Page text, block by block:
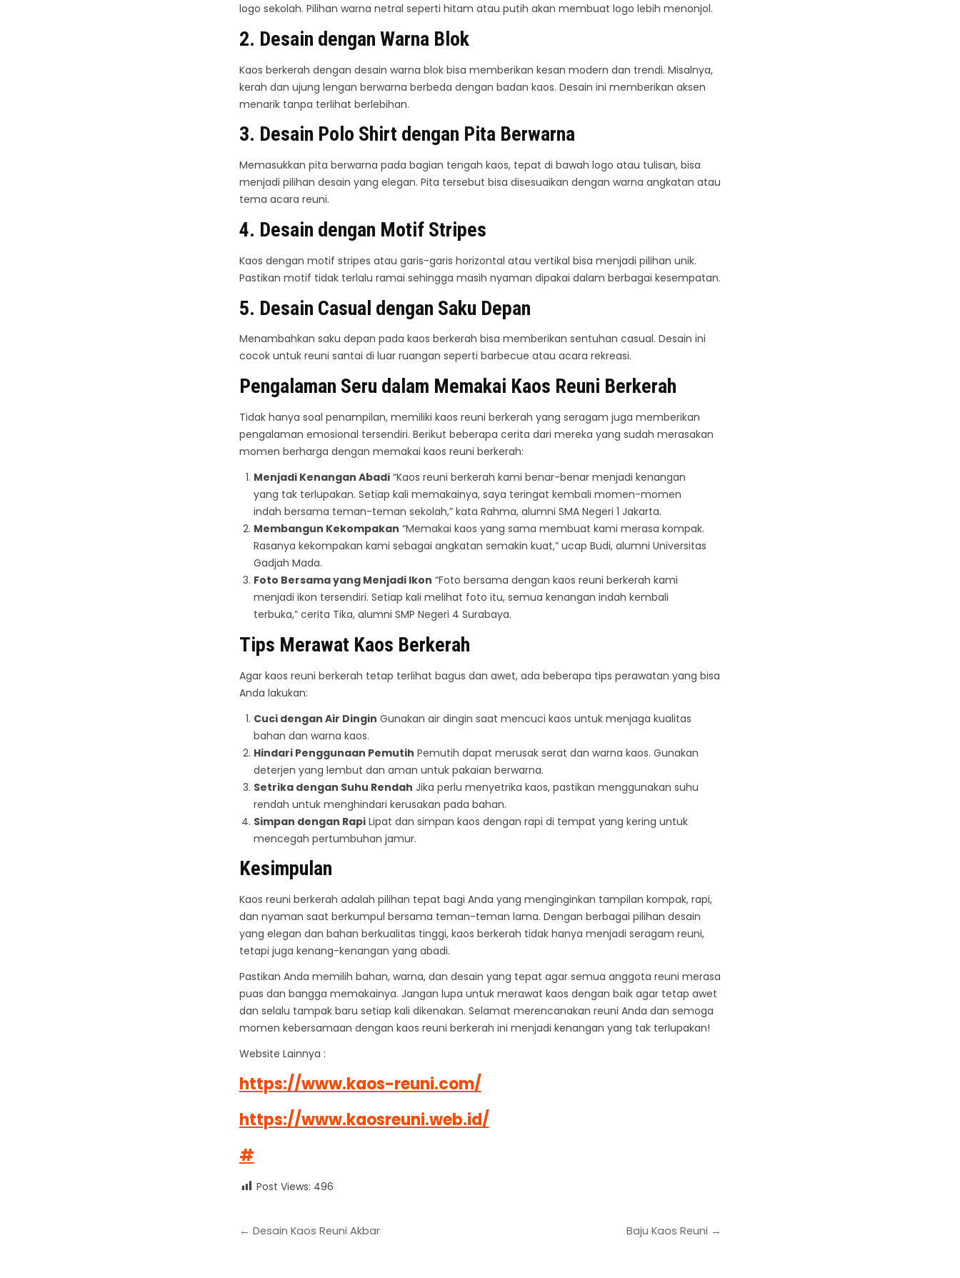
logo sekolah. Pilihan warna netral seperti hitam atau putih akan membuat logo lebih menonjol.
2. Desain dengan Warna Blok
Kaos berkerah dengan desain warna blok bisa memberikan kesan modern dan trendi. Misalnya,
kerah dan ujung lengan berwarna berbeda dengan badan kaos. Desain ini memberikan aksen
menarik tanpa terlihat berlebihan.
3. Desain Polo Shirt dengan Pita Berwarna
Memasukkan pita berwarna pada bagian tengah kaos, tepat di bawah logo atau tulisan, bisa
menjadi pilihan desain yang elegan. Pita tersebut bisa disesuaikan dengan warna angkatan atau
tema acara reuni.
4. Desain dengan Motif Stripes
Kaos dengan motif stripes atau garis-garis horizontal atau vertikal bisa menjadi pilihan unik.
Pastikan motif tidak terlalu ramai sehingga masih nyaman dipakai dalam berbagai kesempatan.
5. Desain Casual dengan Saku Depan
Menambahkan saku depan pada kaos berkerah bisa memberikan sentuhan casual. Desain ini
cocok untuk reuni santai di luar ruangan seperti barbecue atau acara rekreasi.
Pengalaman Seru dalam Memakai Kaos Reuni Berkerah
Tidak hanya soal penampilan, memiliki kaos reuni berkerah yang seragam juga memberikan
pengalaman emosional tersendiri. Berikut beberapa cerita dari mereka yang sudah merasakan
momen berharga dengan memakai kaos reuni berkerah:
Menjadi Kenangan Abadi“Kaos reuni berkerah kami benar-benar menjadi kenangan
yang tak terlupakan. Setiap kali memakainya, saya teringat kembali momen-momen
indah bersama teman-teman sekolah,” kata Rahma, alumni SMA Negeri 1 Jakarta.
Membangun Kekompakan “Memakai kaos yang sama membuat kami merasa kompak.
Rasanya kekompakan kami sebagai angkatan semakin kuat,” ucap Budi, alumni Universitas
Gadjah Mada.
Foto Bersama yang Menjadi Ikon “Foto bersama dengan kaos reuni berkerah kami
menjadi ikon tersendiri. Setiap kali melihat foto itu, semua kenangan indah kembali
terbuka,” cerita Tika, alumni SMP Negeri 4 Surabaya.
Tips Merawat Kaos Berkerah
Agar kaos reuni berkerah tetap terlihat bagus dan awet, ada beberapa tips perawatan yang bisa
Anda lakukan:
Cuci dengan Air Dingin Gunakan air dingin saat mencuci kaos untuk menjaga kualitas
bahan dan warna kaos.
Hindari Penggunaan Pemutih Pemutih dapat merusak serat dan warna kaos. Gunakan
deterjen yang lembut dan aman untuk pakaian berwarna.
Setrika dengan Suhu Rendah Jika perlu menyetrika kaos, pastikan menggunakan suhu
rendah untuk menghindari kerusakan pada bahan.
Simpan dengan RapiLipat dan simpan kaos dengan rapi di tempat yang kering untuk
mencegah pertumbuhan jamur.
Kesimpulan
Kaos reuni berkerah adalah pilihan tepat bagi Anda yang menginginkan tampilan kompak, rapi,
dan nyaman saat berkumpul bersama teman-teman lama. Dengan berbagai pilihan desain
yang elegan dan bahan berkualitas tinggi, kaos berkerah tidak hanya menjadi seragam reuni,
tetapi juga kenang-kenangan yang abadi.
Pastikan Anda memilih bahan, warna, dan desain yang tepat agar semua anggota reuni merasa
puas dan bangga memakainya. Jangan lupa untuk merawat kaos dengan baik agar tetap awet
dan selalu tampak baru setiap kali dikenakan. Selamat merencanakan reuni Anda dan semoga
momen kebersamaan dengan kaos reuni berkerah ini menjadi kenangan yang tak terlupakan!
Website Lainnya :
https://www.kaos-reuni.com/
https://www.kaosreuni.web.id/
#
Post Views: 496
Baju Kaos Reuni →
← Desain Kaos Reuni Akbar